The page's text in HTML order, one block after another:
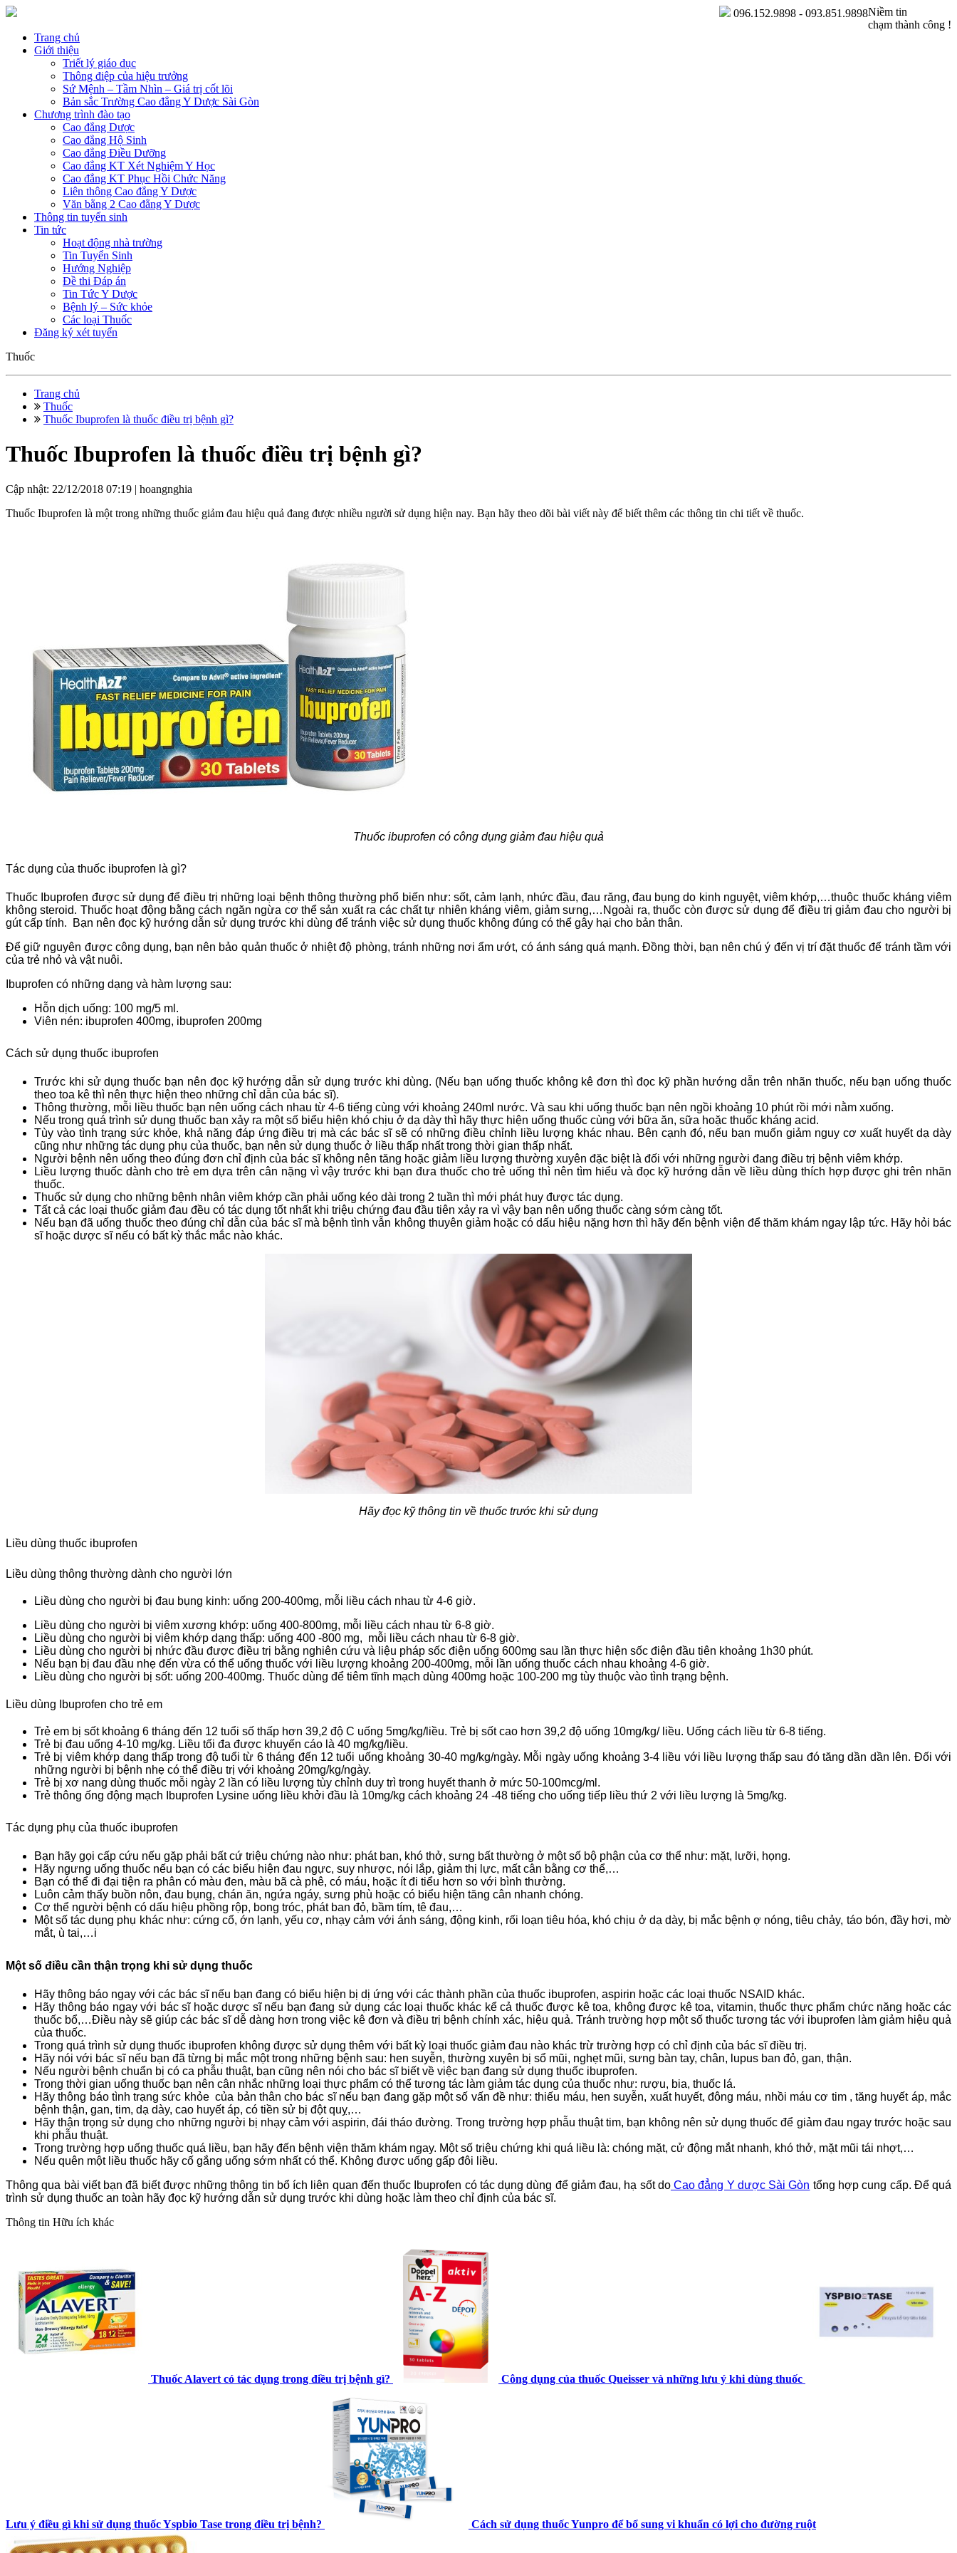
Niềm tin
chạm thành công !
096.152.9898 - 093.851.9898
Trang chủ
Giới thiệu
Triết lý giáo dục
Thông điệp của hiệu trưởng
Sứ Mệnh – Tầm Nhìn – Giá trị cốt lõi
Bản sắc Trường Cao đẳng Y Dược Sài Gòn
Chương trình đào tạo
Cao đẳng Dược
Cao đẳng Hộ Sinh
Cao đẳng Điều Dưỡng
Cao đẳng KT Xét Nghiệm Y Học
Cao đẳng KT Phục Hồi Chức Năng
Liên thông Cao đẳng Y Dược
Văn bằng 2 Cao đẳng Y Dược
Thông tin tuyển sinh
Tin tức
Hoạt động nhà trường
Tin Tuyển Sinh
Hướng Nghiệp
Đề thi Đáp án
Tin Tức Y Dược
Bệnh lý – Sức khỏe
Các loại Thuốc
Đăng ký xét tuyển
Thuốc
Trang chủ
Thuốc
Thuốc Ibuprofen là thuốc điều trị bệnh gì?
Thuốc Ibuprofen là thuốc điều trị bệnh gì?
Cập nhật: 22/12/2018 07:19 | hoangnghia
Thuốc Ibuprofen là một trong những thuốc giảm đau hiệu quả đang được nhiều người sử dụng hiện nay. Bạn hãy theo dõi bài viết này để biết thêm các thông tin chi tiết về thuốc.
Thuốc ibuprofen có công dụng giảm đau hiệu quả
Tác dụng của thuốc ibuprofen là gì?
Thuốc Ibuprofen được sử dụng để điều trị những loại bệnh thông thường phổ biến như: sốt, cảm lạnh, nhức đầu, đau răng, đau bụng do kinh nguyệt, viêm khớp,…thuộc thuốc kháng viêm
không steroid. Thuốc hoạt động bằng cách ngăn ngừa cơ thể sản xuất ra các chất tự nhiên kháng viêm, giảm sưng,…Ngoài ra, thuốc còn được sử dụng để điều trị giảm đau cho người bị
gút cấp tính. Bạn nên đọc kỹ hướng dẫn sử dụng trước khi dùng để tránh việc sử dụng thuốc không đúng có thể gây hại cho bản thân.
Để giữ nguyên được công dụng, bạn nên bảo quản thuốc ở nhiệt độ phòng, tránh những nơi ẩm ướt, có ánh sáng quá mạnh. Đồng thời, bạn nên chú ý đến vị trí đặt thuốc để tránh tầm với
của trẻ nhỏ và vật nuôi.
Ibuprofen có những dạng và hàm lượng sau:
Hỗn dịch uống: 100 mg/5 ml.
Viên nén: ibuprofen 400mg, ibuprofen 200mg
Cách sử dụng thuốc ibuprofen
Trước khi sử dụng thuốc bạn nên đọc kỹ hướng dẫn sử dụng trước khi dùng. (Nếu bạn uống thuốc không kê đơn thì đọc kỹ phần hướng dẫn trên nhãn thuốc, nếu bạn uống thuốc
theo toa kê thì nên thực hiện theo những chỉ dẫn của bác sĩ).
Thông thường, mỗi liều thuốc bạn nên uống cách nhau từ 4-6 tiếng cùng với khoảng 240ml nước. Và sau khi uống thuốc bạn nên ngồi khoảng 10 phút rồi mới nằm xuống.
Nếu trong quá trình sử dụng thuốc bạn xảy ra một số biểu hiện khó chịu ở dạ dày thì hãy thực hiện uống thuốc cùng với bữa ăn, sữa hoặc thuốc kháng acid.
Tùy vào tình trạng sức khỏe, khả năng đáp ứng điều trị mà các bác sĩ sẽ có những điều chỉnh liều lượng khác nhau. Bên cạnh đó, nếu bạn muốn giảm nguy cơ xuất huyết dạ dày
cũng như những tác dụng phụ của thuốc, bạn nên sử dụng thuốc ở liều thấp nhất trong thời gian thấp nhất.
Người bệnh nên uống theo đúng đơn chỉ định của bác sĩ không nên tăng hoặc giảm liều lượng thường xuyên đặc biệt là đối với những người đang điều trị bệnh viêm khớp.
Liều lượng thuốc dành cho trẻ em dựa trên cân nặng vì vậy trước khi bạn đưa thuốc cho trẻ uống thì nên tìm hiểu và đọc kỹ hướng dẫn về liều dùng thích hợp được ghi trên nhãn
thuốc.
Thuốc sử dụng cho những bệnh nhân viêm khớp cần phải uống kéo dài trong 2 tuần thì mới phát huy được tác dụng.
Tất cả các loại thuốc giảm đau đều có tác dụng tốt nhất khi triệu chứng đau đầu tiên xảy ra vì vậy bạn nên uống thuốc càng sớm càng tốt.
Nếu bạn đã uống thuốc theo đúng chỉ dẫn của bác sĩ mà bệnh tình vẫn không thuyên giảm hoặc có dấu hiệu nặng hơn thì hãy đến bệnh viện để thăm khám ngay lập tức. Hãy hỏi bác
sĩ hoặc dược sĩ nếu có bất kỳ thắc mắc nào khác.
Hãy đọc kỹ thông tin về thuốc trước khi sử dụng
Liều dùng thuốc ibuprofen
Liều dùng thông thường dành cho người lớn
Liều dùng cho người bị đau bụng kinh: uống 200-400mg, mỗi liều cách nhau từ 4-6 giờ.
Liều dùng cho người bị viêm xương khớp: uống 400-800mg, mỗi liều cách nhau từ 6-8 giờ.
Liều dùng cho người bị viêm khớp dạng thấp: uống 400 -800 mg, mỗi liều cách nhau từ 6-8 giờ.
Liều dùng cho người bị nhức đầu được điều trị bằng nghiên cứu và liệu pháp sốc điện uống 600mg sau lần thực hiện sốc điện đầu tiên khoảng 1h30 phút.
Nếu bạn bị đau đầu nhẹ đến vừa có thể uống thuốc với liều lượng khoảng 200-400mg, mỗi lần uống thuốc cách nhau khoảng 4-6 giờ.
Liều dùng cho người bị sốt: uống 200-400mg. Thuốc dùng để tiêm tĩnh mạch dùng 400mg hoặc 100-200 mg tùy thuộc vào tình trạng bệnh.
Liều dùng Ibuprofen cho trẻ em
Trẻ em bị sốt khoảng 6 tháng đến 12 tuổi số thấp hơn 39,2 độ C uống 5mg/kg/liều. Trẻ bị sốt cao hơn 39,2 độ uống 10mg/kg/ liều. Uống cách liều từ 6-8 tiếng.
Trẻ bị đau uống 4-10 mg/kg. Liều tối đa được khuyến cáo là 40 mg/kg/liều.
Trẻ bị viêm khớp dạng thấp trong độ tuổi từ 6 tháng đến 12 tuổi uống khoảng 30-40 mg/kg/ngày. Mỗi ngày uống khoảng 3-4 liều với liều lượng thấp sau đó tăng dần dần lên. Đối với
những người bị bệnh nhẹ có thể điều trị với khoảng 20mg/kg/ngày.
Trẻ bị xơ nang dùng thuốc mỗi ngày 2 lần có liều lượng tùy chỉnh duy trì trong huyết thanh ở mức 50-100mcg/ml.
Trẻ thông ống động mạch Ibuprofen Lysine uống liều khởi đầu là 10mg/kg cách khoảng 24 -48 tiếng cho uống tiếp liều thứ 2 với liều lượng là 5mg/kg.
Tác dụng phụ của thuốc ibuprofen
Bạn hãy gọi cấp cứu nếu gặp phải bất cứ triệu chứng nào như: phát ban, khó thở, sưng bất thường ở một số bộ phận của cơ thể như: mặt, lưỡi, họng.
Hãy ngưng uống thuốc nếu bạn có các biểu hiện đau ngực, suy nhược, nói lắp, giảm thị lực, mất cân bằng cơ thể,…
Bạn có thể đi đại tiện ra phân có màu đen, màu bã cà phê, có máu, hoặc ít đi tiểu hơn so với bình thường.
Luôn cảm thấy buồn nôn, đau bụng, chán ăn, ngứa ngáy, sưng phù hoặc có biểu hiện tăng cân nhanh chóng.
Cơ thể người bệnh có dấu hiệu phồng rộp, bong tróc, phát ban đỏ, bầm tím, tê đau,…
Một số tác dụng phụ khác như: cứng cổ, ớn lạnh, yếu cơ, nhạy cảm với ánh sáng, động kinh, rối loạn tiêu hóa, khó chịu ở dạ dày, bị mắc bệnh ợ nóng, tiêu chảy, táo bón, đầy hơi, mờ
mắt, ù tai,…i
Một số điều cần thận trọng khi sử dụng thuốc
Hãy thông báo ngay với các bác sĩ nếu bạn đang có biểu hiện bị dị ứng với các thành phần của thuốc ibuprofen, aspirin hoặc các loại thuốc NSAID khác.
Hãy thông báo ngay với bác sĩ hoặc dược sĩ nếu bạn đang sử dụng các loại thuốc khác kể cả thuốc được kê toa, không được kê toa, vitamin, thuốc thực phẩm chức năng hoặc các
thuốc bổ,…Điều này sẽ giúp các bác sĩ dễ dàng hơn trong việc kê đơn và điều trị bệnh chính xác, hiệu quả. Tránh trường hợp một số thuốc tương tác với ibuprofen làm giảm hiệu quả
của thuốc.
Trong quá trình sử dụng thuốc ibuprofen không được sử dụng thêm với bất kỳ loại thuốc giảm đau nào khác trừ trường hợp có chỉ định của bác sĩ điều trị.
Hãy nói với bác sĩ nếu bạn đã từng bị mắc một trong những bệnh sau: hen suyễn, thường xuyên bị sổ mũi, nghẹt mũi, sưng bàn tay, chân, lupus ban đỏ, gan, thận.
Nếu người bệnh chuẩn bị có ca phẫu thuật, bạn cũng nên nói cho bác sĩ biết về việc bạn đang sử dụng thuốc ibuprofen.
Trong thời gian uống thuốc bạn nên cân nhắc những loại thực phẩm có thể tương tác làm giảm tác dụng của thuốc như: rượu, bia, thuốc lá.
Hãy thông báo tình trạng sức khỏe của bản thân cho bác sĩ nếu bạn đang gặp một số vấn đề như: thiếu máu, hen suyễn, xuất huyết, đông máu, nhồi máu cơ tim , tăng huyết áp, mắc
bệnh thận, gan, tim, dạ dày, cao huyết áp, có tiền sử bị đột quỵ,…
Hãy thận trọng sử dụng cho những người bị nhạy cảm với aspirin, đái tháo đường. Trong trường hợp phẫu thuật tim, bạn không nên sử dụng thuốc để giảm đau ngay trước hoặc sau
khi phẫu thuật.
Trong trường hợp uống thuốc quá liều, bạn hãy đến bệnh viện thăm khám ngay. Một số triệu chứng khi quá liều là: chóng mặt, cử động mắt nhanh, khó thở, mặt mũi tái nhợt,…
Nếu quên một liều thuốc hãy cố gắng uống sớm nhất có thể. Không được uống gấp đôi liều.
Thông qua bài viết bạn đã biết được những thông tin bổ ích liên quan đến thuốc Ibuprofen có tác dụng dùng để giảm đau, hạ sốt doCao đẳng Y dược Sài Gòn tổng hợp cung cấp. Để quá
trình sử dụng thuốc an toàn hãy đọc kỹ hướng dẫn sử dụng trước khi dùng hoặc làm theo chỉ định của bác sĩ.
Thông tin Hữu ích khác
Thuốc Alavert có tác dụng trong điều trị bệnh gì? Công dụng của thuốc Queisser và những lưu ý khi dùng thuốc
Lưu ý điều gì khi sử dụng thuốc Yspbio Tase trong điều trị bệnh? Cách sử dụng thuốc Yunpro để bổ sung vi khuẩn có lợi cho đường ruột